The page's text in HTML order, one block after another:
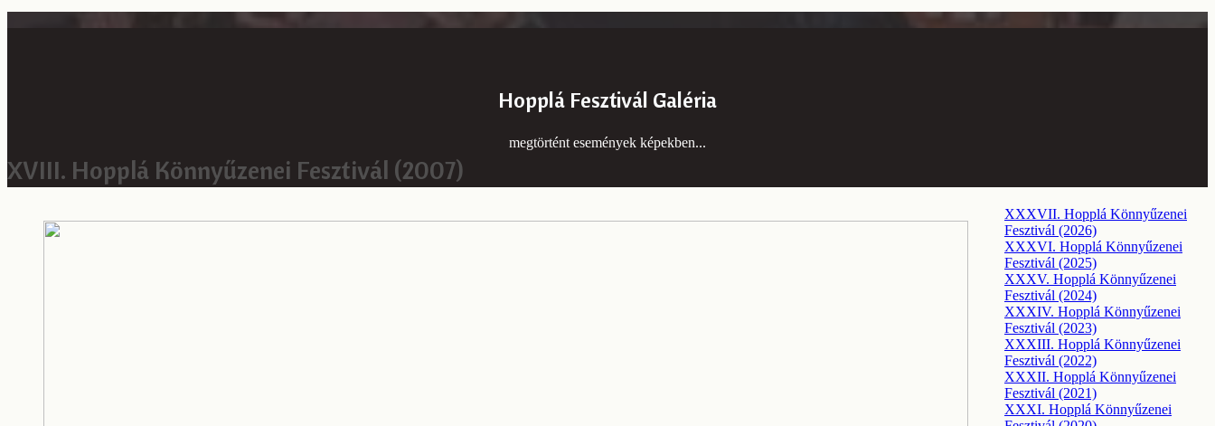
Hopplá Fesztivál Galéria
megtörtént események képekben...
XVIII. Hopplá Könnyűzenei Fesztivál (2007)
XXXVII. Hopplá Könnyűzenei
Fesztivál (2026)
XXXVI. Hopplá Könnyűzenei
Fesztivál (2025)
XXXV. Hopplá Könnyűzenei
Fesztivál (2024)
XXXIV. Hopplá Könnyűzenei
Fesztivál (2023)
XXXIII. Hopplá Könnyűzenei
Fesztivál (2022)
XXXII. Hopplá Könnyűzenei
Fesztivál (2021)
XXXI. Hopplá Könnyűzenei